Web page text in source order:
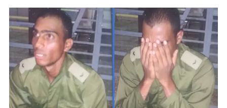
Alarmas
En
El
Mercado
Informal
Cubano:
El
Euro
Se